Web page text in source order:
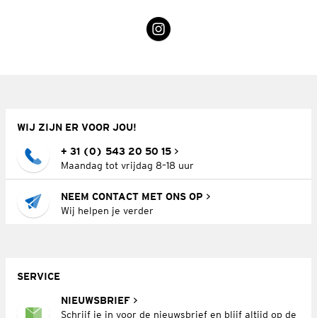
WIJ ZIJN ER VOOR JOU!
+ 31 (0) 543 20 50 15
Maandag tot vrijdag 8–18 uur
NEEM CONTACT MET ONS OP
Wij helpen je verder
SERVICE
NIEUWSBRIEF
Schrijf je in voor de nieuwsbrief en blijf altijd op de